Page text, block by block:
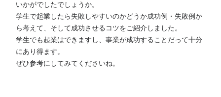
いかがでしたでしょうか。
学生で起業したら失敗しやすいのかどうか成功例・失敗例か
ら考えて、そして成功させるコツをご紹介しました。
学生でも起業はできますし、事業が成功することだって十分
にあり得ます。
ぜひ参考にしてみてくださいね。